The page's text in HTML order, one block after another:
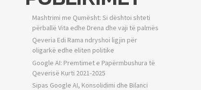
Mashtrimi me Qumësht: Si dështoi shteti
përballë Vita edhe Drena dhe vaji të palmës
Qeveria Edi Rama ndryshoi ligjin për
oligarkë edhe eliten politike
Google AI: Premtimet e Papërmbushura të
Qeverisë Kurti 2021-2025
Sipas Google AI, Konsolidimi dhe Bilanci